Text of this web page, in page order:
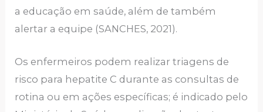
a educação em saúde, além de também
alertar a equipe (SANCHES, 2021).
Os enfermeiros podem realizar triagens de
risco para hepatite C durante as consultas de
rotina ou em ações específicas; é indicado pelo